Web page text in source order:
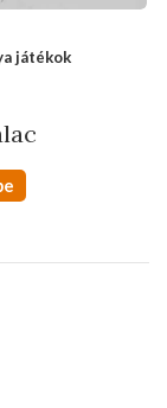
játékok